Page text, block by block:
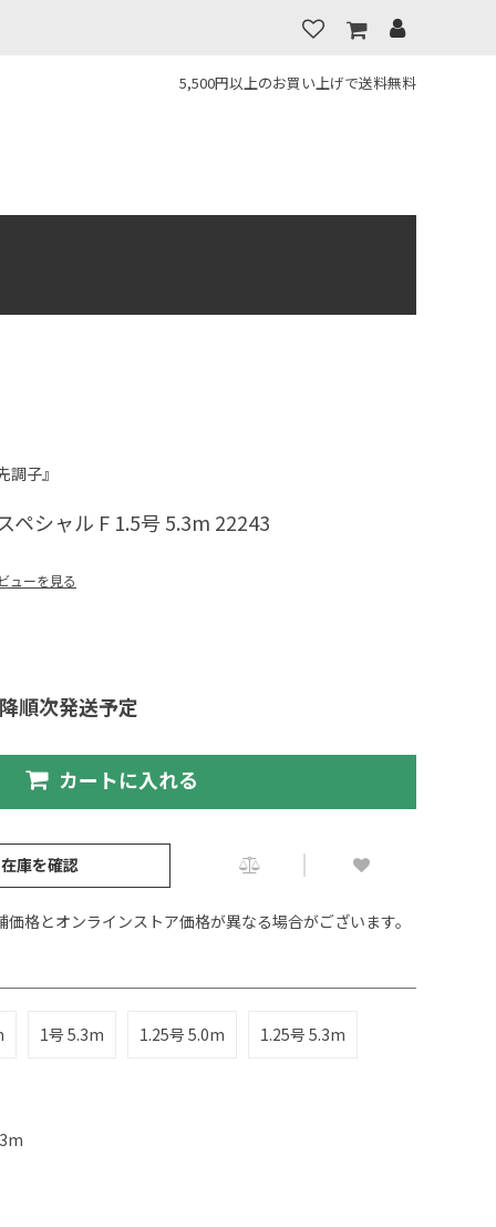
5,500円以上のお買い上げで送料無料
子』
ペシャル F 1.5号 5.3m 22243
ューを見る
順次発送予定
カートに入れる
庫を確認
格とオンラインストア価格が異なる場合がございます。
1号 5.3m 1.25号 5.0m 1.25号 5.3m